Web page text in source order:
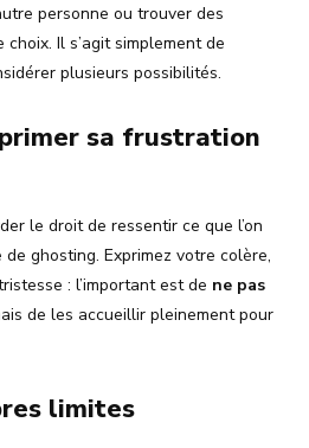
personne ou trouver des
Il s’agit simplement de
plusieurs possibilités.
sa frustration
le droit de ressentir ce que l’on
ghosting. Exprimez votre colère,
: l’important est de ne pas
de les accueillir pleinement pour
limites